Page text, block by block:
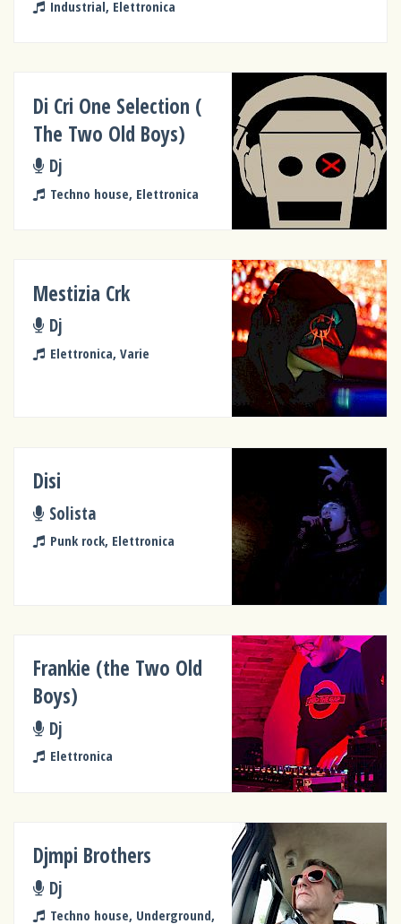
Industrial, Elettronica
Di Cri One Selection (
The Two Old Boys)
Dj
Techno house, Elettronica
Mestizia Crk
Dj
Elettronica, Varie
Disi
Solista
Punk rock, Elettronica
Frankie (the Two Old
Boys)
Dj
Elettronica
Djmpi Brothers
Dj
Techno house, Underground,